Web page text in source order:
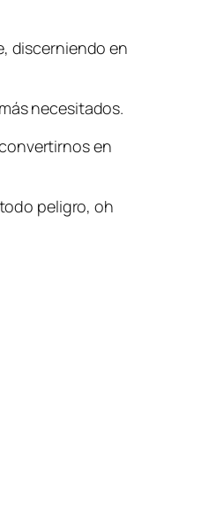
discerniendo en
necesitados.
en
peligro, oh